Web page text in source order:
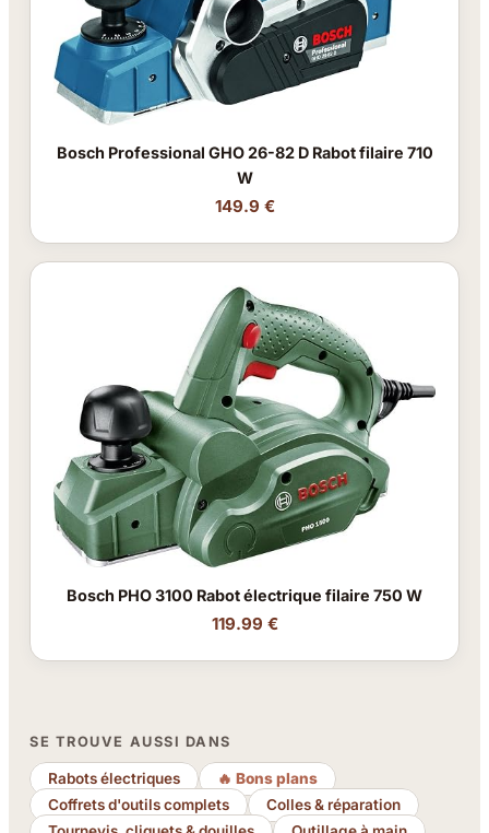
Bosch Professional GHO 26-82 D Rabot filaire 710
W
149.9 €
Bosch PHO 3100 Rabot électrique filaire 750 W
119.99 €
SE TROUVE AUSSI DANS
Rabots électriques
🔥 Bons plans
Coffrets d'outils complets
Colles & réparation